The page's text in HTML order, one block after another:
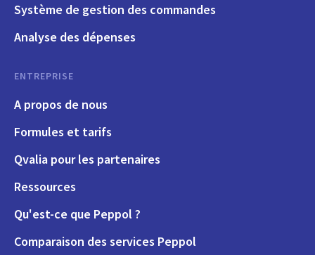
Système de gestion des commandes
Analyse des dépenses
ENTREPRISE
A propos de nous
Formules et tarifs
Qvalia pour les partenaires
Ressources
Qu'est-ce que Peppol ?
Comparaison des services Peppol